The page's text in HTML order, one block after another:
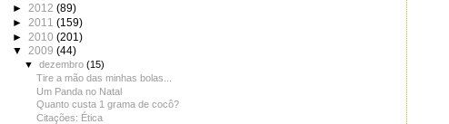
► 2012 (89)
► 2011 (159)
► 2010 (201)
▼ 2009 (44)
▼dezembro(15)
Tire a mão das minhas bolas...
Um Panda no Natal
Quanto custa 1 grama de cocô?
Citações: Ética